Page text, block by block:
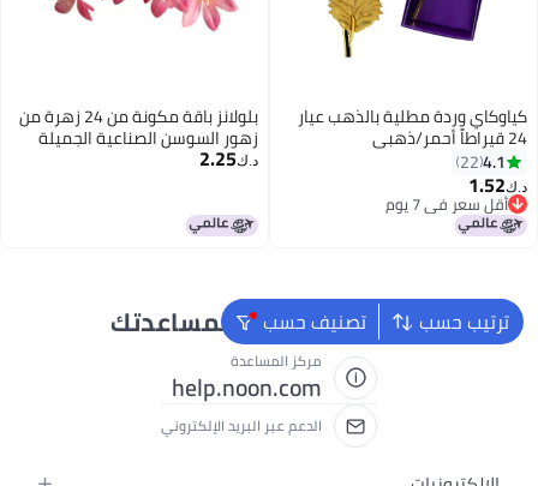
كياوكاي وردة مطلية بالذهب عيار
24 قيراطاً أحمر/ذهبي
26x9.5x8سم
4.1
22
د.ك‏1.52
أقل سعر في 7 يوم
أقل سعر في 7 يوم
بلولانز باقة مكونة من 24 زهرة من
زهور السوسن الصناعية الجميلة
وردي/ أخضر 36سم
د.ك‏2.25
ترتيب حسب تصنيف حسب
نحن دائماً جاهزون لمساعدتك
مركز المساعدة
help.noon.com
الدعم عبر البريد الإلكتروني